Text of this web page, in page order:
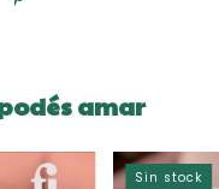
amar
Sin stock